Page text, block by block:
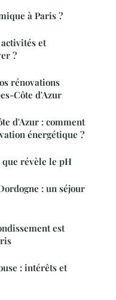
à Paris ?
et
?
rénovations
Côte d'Azur
d'Azur : comment
énergétique ?
que révèle le pH
: un séjour
est
: intérêts et